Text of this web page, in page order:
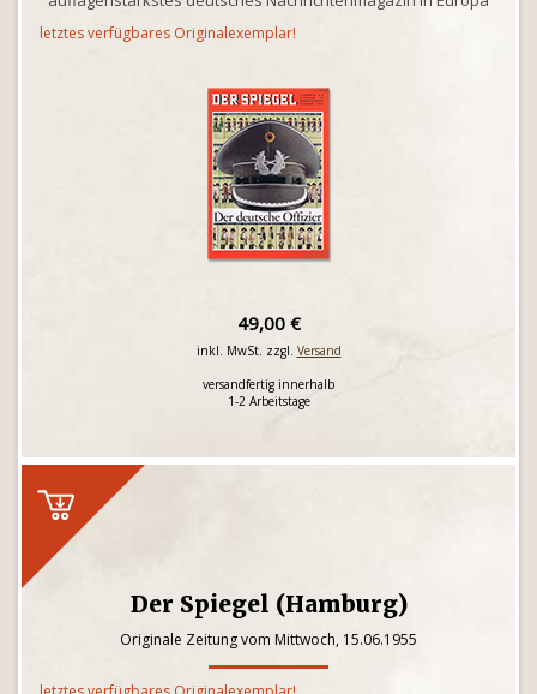
letztes verfügbares Originalexemplar!
49,00 €
inkl. MwSt. zzgl. Versand
versandfertig innerhalb
1-2 Arbeitstage
Der Spiegel (Hamburg)
Originale Zeitung vom Mittwoch, 15.06.1955